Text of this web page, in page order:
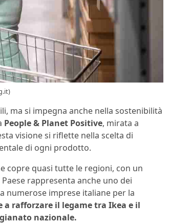
ma si impegna anche nella sostenibilità
People & Planet Positive, mirata a
visione si riflette nella scelta di
di ogni prodotto.
copre quasi tutte le regioni, con un
rappresenta anche uno dei
numerose imprese italiane per la
a rafforzare il legame tra Ikea e il
nazionale.